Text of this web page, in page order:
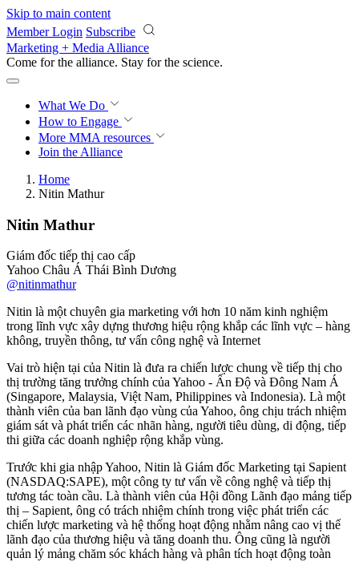
Skip to main content
Member Login Subscribe
Marketing + Media Alliance
Come for the alliance. Stay for the revolution.
What We Do
How to Engage
More MMA resources
Join the Alliance
Home
Nitin Mathur
Nitin Mathur
Giám đốc tiếp thị cao cấp
Yahoo Châu Á Thái Bình Dương
@nitinmathur
Nitin là một chuyên gia marketing với hơn 10 năm kinh nghiệm
trong lĩnh vực xây dựng thương hiệu rộng khắp các lĩnh vực – hàng
không, truyền thông, tư vấn công nghệ và Internet
Vai trò hiện tại của Nitin là đưa ra chiến lược chung về tiếp thị cho
thị trường tăng trưởng chính của Yahoo - Ấn Độ và Đông Nam Á
(Singapore, Malaysia, Việt Nam, Philippines và Indonesia). Là một
thành viên của ban lãnh đạo vùng của Yahoo, ông chịu trách nhiệm
giám sát và phát triển các nhãn hàng, người tiêu dùng, di động, tiếp
thi giữa các doanh nghiệp rộng khắp vùng.
Trước khi gia nhập Yahoo, Nitin là Giám đốc Marketing tại Sapient
(NASDAQ:SAPE), một công ty tư vấn về công nghệ và tiếp thị
tương tác toàn cầu. Là thành viên của Hội đồng Lãnh đạo mảng tiếp
thị – Sapient, ông có trách nhiệm chính trong việc phát triển các
chiến lược marketing và hệ thống hoạt động nhằm nâng cao vị thế
lãnh đạo của thương hiệu và tăng doanh thu. Ông cũng là người
quản lý mảng chăm sóc khách hàng và phân tích hoạt động toàn